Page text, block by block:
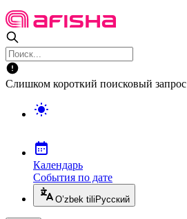
Слишком короткий поисковый запрос
Календарь
События по дате
O’zbek tili Русский